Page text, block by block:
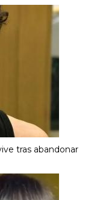
tras abandonar